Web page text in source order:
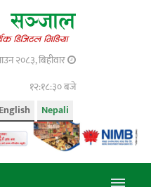
२०८३, बिहीवार
१२:१८:३१ बजे
Nepali
English